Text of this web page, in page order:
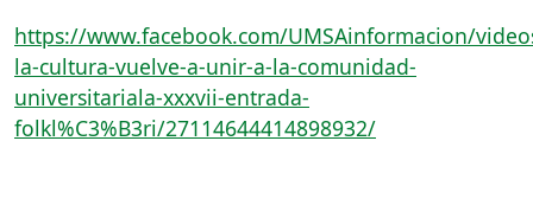
https://www.facebook.com/UMSAinformacion/
la-cultura-vuelve-a-unir-a-la-comunidad-
universitariala-xxxvii-entrada-
folkl%C3%B3ri/27114644414898932/